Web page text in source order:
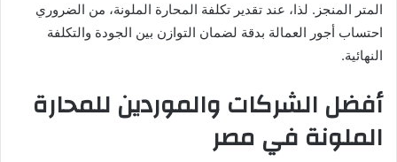
المتر المنجز. لذا، عند تقدير تكلفة المحارة الملونة، من الضروري
احتساب أجور العمالة بدقة لضمان التوازن بين الجودة والتكلفة
النهائية.
أفضل الشركات والموردين للمحارة
الملونة في مصر